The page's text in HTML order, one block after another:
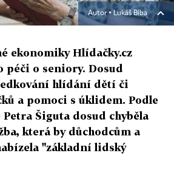
Autor ▪ Lukáš Bíba
ekonomiky Hlídačky.cz
péči o seniory. Dosud
hlídání dětí či
a pomoci s úklidem. Podle
Šiguta dosud chyběla
která by důchodcům a
"základní lidský